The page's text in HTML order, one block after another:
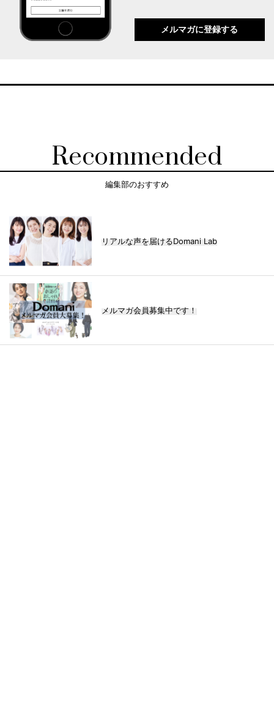
メルマガに登録する
Recommended
編集部のおすすめ
リアルな声を届けるDomani Lab
メルマガ会員募集中です！